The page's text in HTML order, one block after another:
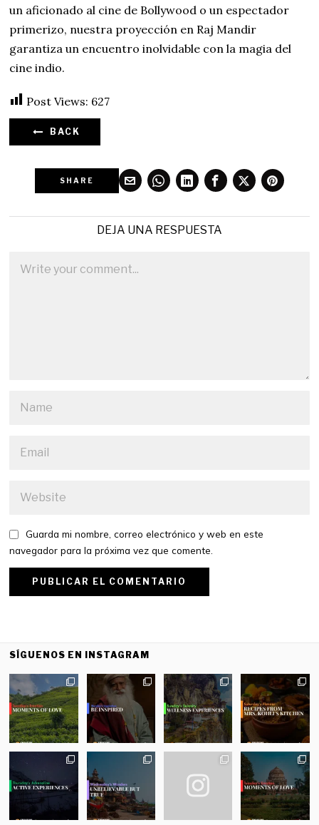
un aficionado al cine de Bollywood o un espectador
primerizo, nuestra proyección en Raj Mandir
garantiza un encuentro inolvidable con la magia del
cine indio.
Post Views: 627
BACK
SHARE
DEJA UNA RESPUESTA
Guarda mi nombre, correo electrónico y web en este
navegador para la próxima vez que comente.
SÍGUENOS EN INSTAGRAM